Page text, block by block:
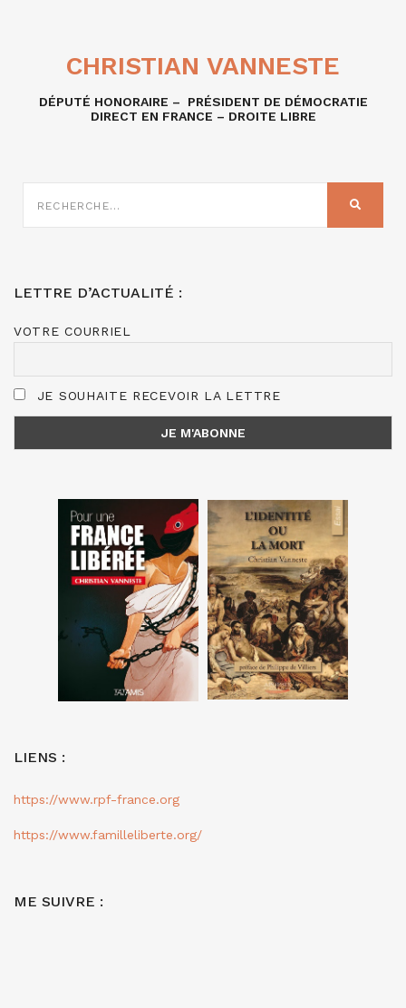
CHRISTIAN VANNESTE
DÉPUTÉ HONORAIRE – PRÉSIDENT DE DÉMOCRATIE
DIRECT EN FRANCE – DROITE LIBRE
SUR
LETTRE D’ACTUALITÉ :
VOTRE COURRIEL
JE SOUHAITE RECEVOIR LA LETTRE
LIENS :
https://www.rpf-france.org
https://www.familleliberte.org/
ME SUIVRE :